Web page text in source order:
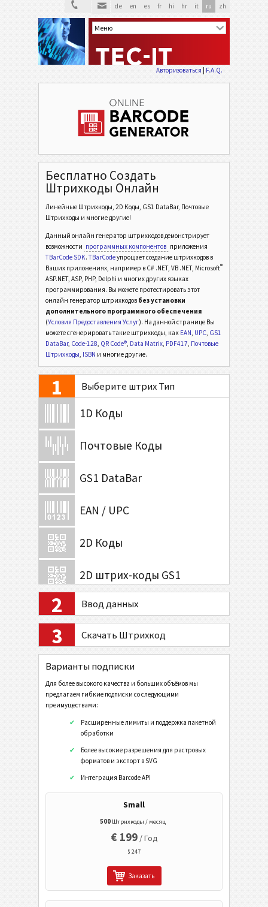
de en es fr hi hr it ru zh
Авторизоваться F.A.Q.
Бесплатно Создать
Штрихкоды Онлайн
Линейные Штрихкоды, 2D Коды, GS1 DataBar, Почтовые
Штрихкоды и многие другие!
Данный онлайн генератор штрихкодов демонстрирует
возможности программных компонентов приложения
TBarCode SDK.TBarCodeупрощает создание штрихкодов в
Ваших приложениях, например в C# .NET, VB .NET, Microsoft®
ASP.NET, ASP, PHP, Delphi и многих других языках
программирования. Вы можете протестировать этот
онлайн генератор штрихкодов без установки
дополнительного программного обеспечения
(Условия Предоставления Услуг). На данной странице Вы
можете сгенерировать такие штрихкоды, как EAN, UPC, GS1
DataBar, Code-128, QR Code®, Data Matrix, PDF417, Почтовые
Штрихкоды, ISBN и многие другие.
1 Выберите штрих Тип
1D Коды
Почтовые Коды
GS1 DataBar
EAN / UPC
2D Коды
2D штрих-коды GS1
Банк и платежи
Мобильный Тэг
Коды Здравоохранения
ISBN Коды
Визитки
События
Wi-Fi Коды
QR Код
Data Matrix
2 Ввод данных
3 Скачать Штрихкод
Варианты подписки
Для более высокого качества и больших объёмов мы
предлагаем гибкие подписки со следующими
преимуществами:
Расширенные лимиты и поддержка пакетной
обработки
Более высокие разрешения для растровых
форматов и экспорт в SVG
Интеграция Barcode API
Small
500 Штрихкоды / месяц
€ 199/ Год
$ 247
Заказать